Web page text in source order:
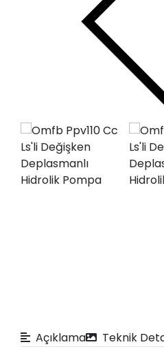
Copyright © 2025 Tüm hakları gizli ve
Açıklama
Teknik